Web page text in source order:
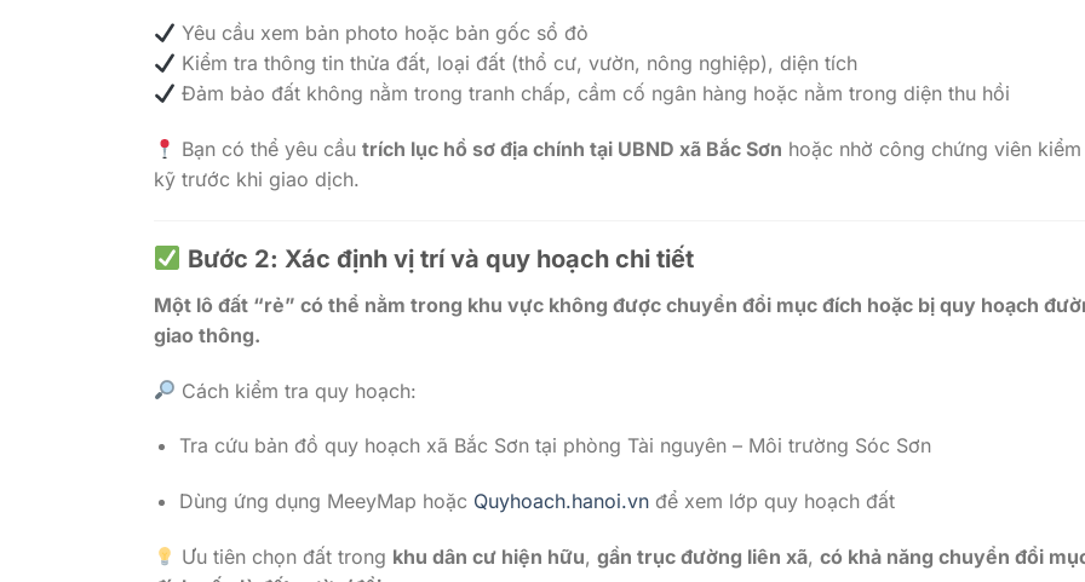
Yêu cầu xem bản photo hoặc bản gốc sổ đỏ
Kiểm tra thông tin thửa đất, loại đất (thổ cư, vườn, nông nghiệp), diện tích
Đảm bảo đất không nằm trong tranh chấp, cầm cố ngân hàng hoặc nằm trong diện thu hồi
Bạn có thể yêu cầutrích lục hồ sơ địa chính tại UBND xã Bắc Sơn hoặc nhờ công chứng viên
kỹ trước khi giao dịch.
Bước 2: Xác định vị trí và quy hoạch chi tiết
Một lô đất “rẻ” có thể nằm trong khu vực không được chuyển đổi mục đích hoặc bị quy hoạch
giao thông.
Cách kiểm tra quy hoạch:
Tra cứu bản đồ quy hoạch xã Bắc Sơn tại phòng Tài nguyên – Môi trường Sóc Sơn
Dùng ứng dụng MeeyMap hoặc Quyhoach.hanoi.vnđể xem lớp quy hoạch đất
Ưu tiên chọn đất trong khu dân cư hiện hữu,gần trục đường liên xã,có khả năng chuyển đổi